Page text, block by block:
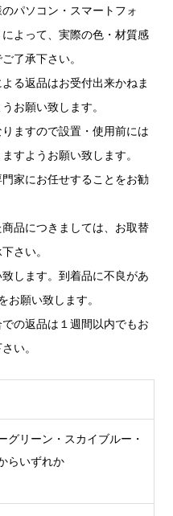
パソコン・スマートフォ
よって、実際の色・材質感
了承下さい。
る返品はお受付出来かねま
お願い致します。
ますので設置・使用前には
すようお願い致します。
家にお任せすることをお勧
品につきましては、お取替
さい。
します。到着品に不良があ
お願い致します。
の返品は１週間以内でもお
い。
グリーン・スカイブルー・
らいずれか